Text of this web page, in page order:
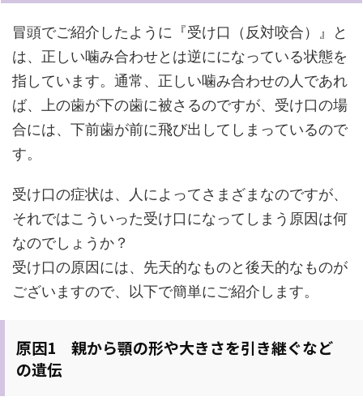
冒頭でご紹介したように『受け口（反対咬合）』と
は、正しい噛み合わせとは逆にになっている状態を
指しています。通常、正しい噛み合わせの人であれ
ば、上の歯が下の歯に被さるのですが、受け口の場
合には、下前歯が前に飛び出してしまっているので
す。
受け口の症状は、人によってさまざまなのですが、
それではこういった受け口になってしまう原因は何
なのでしょうか？
受け口の原因には、先天的なものと後天的なものが
ございますので、以下で簡単にご紹介します。
原因1 親から顎の形や大きさを引き継ぐなど
の遺伝